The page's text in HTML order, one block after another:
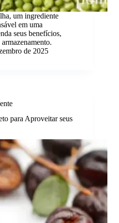
um ingrediente
em uma
seus benefícios,
de 2025
para Aproveitar seus